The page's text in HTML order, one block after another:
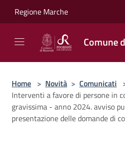
Regione Marche
Comune
Home > Novità > Comunicati
Interventi a favore di persone in
gravissima - anno 2024. avviso
presentazione delle domande di